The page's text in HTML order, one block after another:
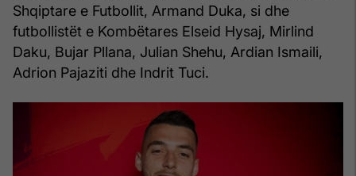
Shqiptare e Futbollit, Armand Duka, si dhe
futbollistët e Kombëtares Elseid Hysaj, Mirlind
Daku, Bujar Pllana, Julian Shehu, Ardian Ismaili,
Adrion Pajaziti dhe Indrit Tuci.